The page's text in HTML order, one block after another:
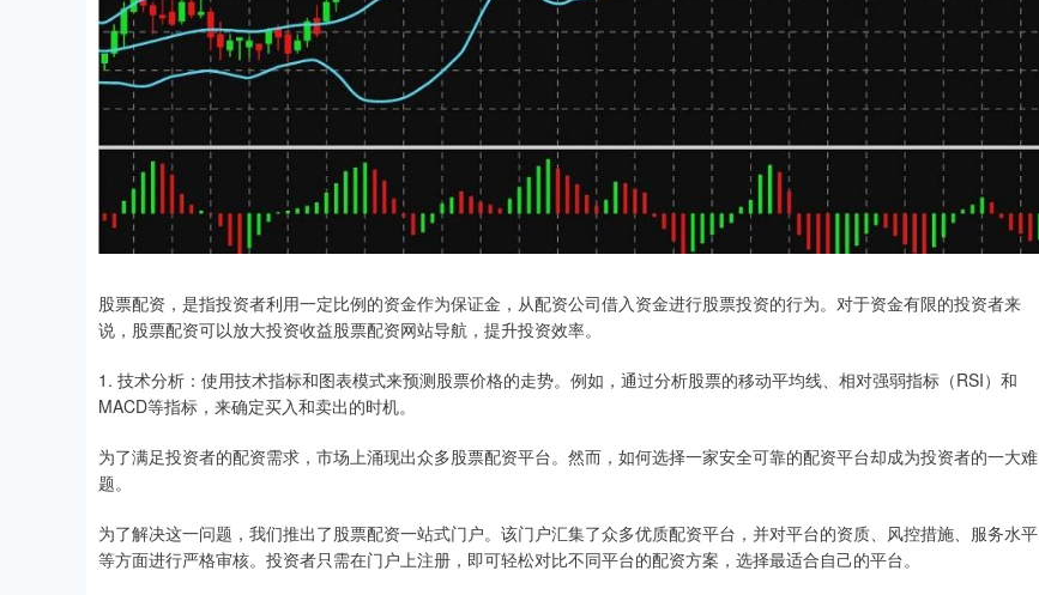
股票配资，是指投资者利用一定比例的资金作为保证金，从配资公司借入资金进行股票投资的行为。对于资金有限的投资者来
说，股票配资可以放大投资收益股票配资网站导航，提升投资效率。
1. 技术分析：使用技术指标和图表模式来预测股票价格的走势。例如，通过分析股票的移动平均线、相对强弱指标（RSI）和
MACD等指标，来确定买入和卖出的时机。
为了满足投资者的配资需求，市场上涌现出众多股票配资平台。然而，如何选择一家安全可靠的配资平台却成为投资者的一大难
题。
为了解决这一问题，我们推出了股票配资一站式门户。该门户汇集了众多优质配资平台，并对平台的资质、风控措施、服务水平
等方面进行严格审核。投资者只需在门户上注册，即可轻松对比不同平台的配资方案，选择最适合自己的平台。